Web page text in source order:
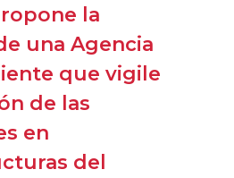
la
una Agencia
que vigile
de las
en
del